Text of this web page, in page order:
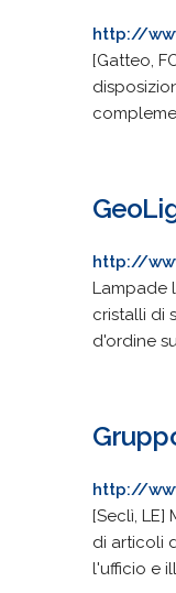
http://
[Gatteo,
http://
Lampade
cristalli di
d'ordine
http://
[Seclì, LE]
di articoli
l'ufficio e